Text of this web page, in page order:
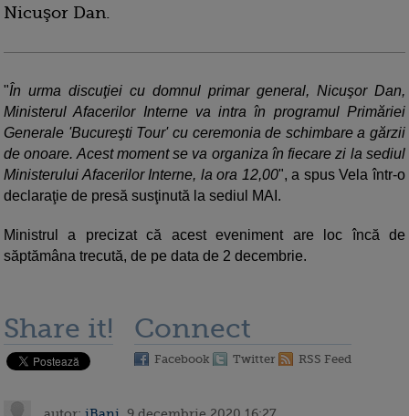
Nicuşor Dan.
"În urma discuţiei cu domnul primar general, Nicuşor Dan,
Ministerul Afacerilor Interne va intra în programul Primăriei
Generale 'Bucureşti Tour' cu ceremonia de schimbare a gărzii
de onoare. Acest moment se va organiza în fiecare zi la sediul
Ministerului Afacerilor Interne, la ora 12,00", a spus Vela într-o
declaraţie de presă susţinută la sediul MAI.
Ministrul a precizat că acest eveniment are loc încă de
săptămâna trecută, de pe data de 2 decembrie.
Share it! Connect
Facebook Twitter RSS Feed